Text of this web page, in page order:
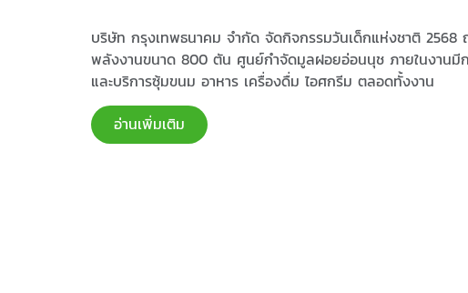
บริษัท กรุงเทพธนาคม จำกัด จัดกิจกรรม​วันเด็กแห่งชาติ​
พลังงานขนาด​ 800​ ตัน​ ศูนย์​กำจัด​มูลฝอย​อ่อนนุช​ ภายในงานมี
และบริการซุ้มขนม อาหาร ​เครื่องดื่ม ​ไอศกรีม​ ตลอดทั้งงาน
อ่านเพิ่มเติม